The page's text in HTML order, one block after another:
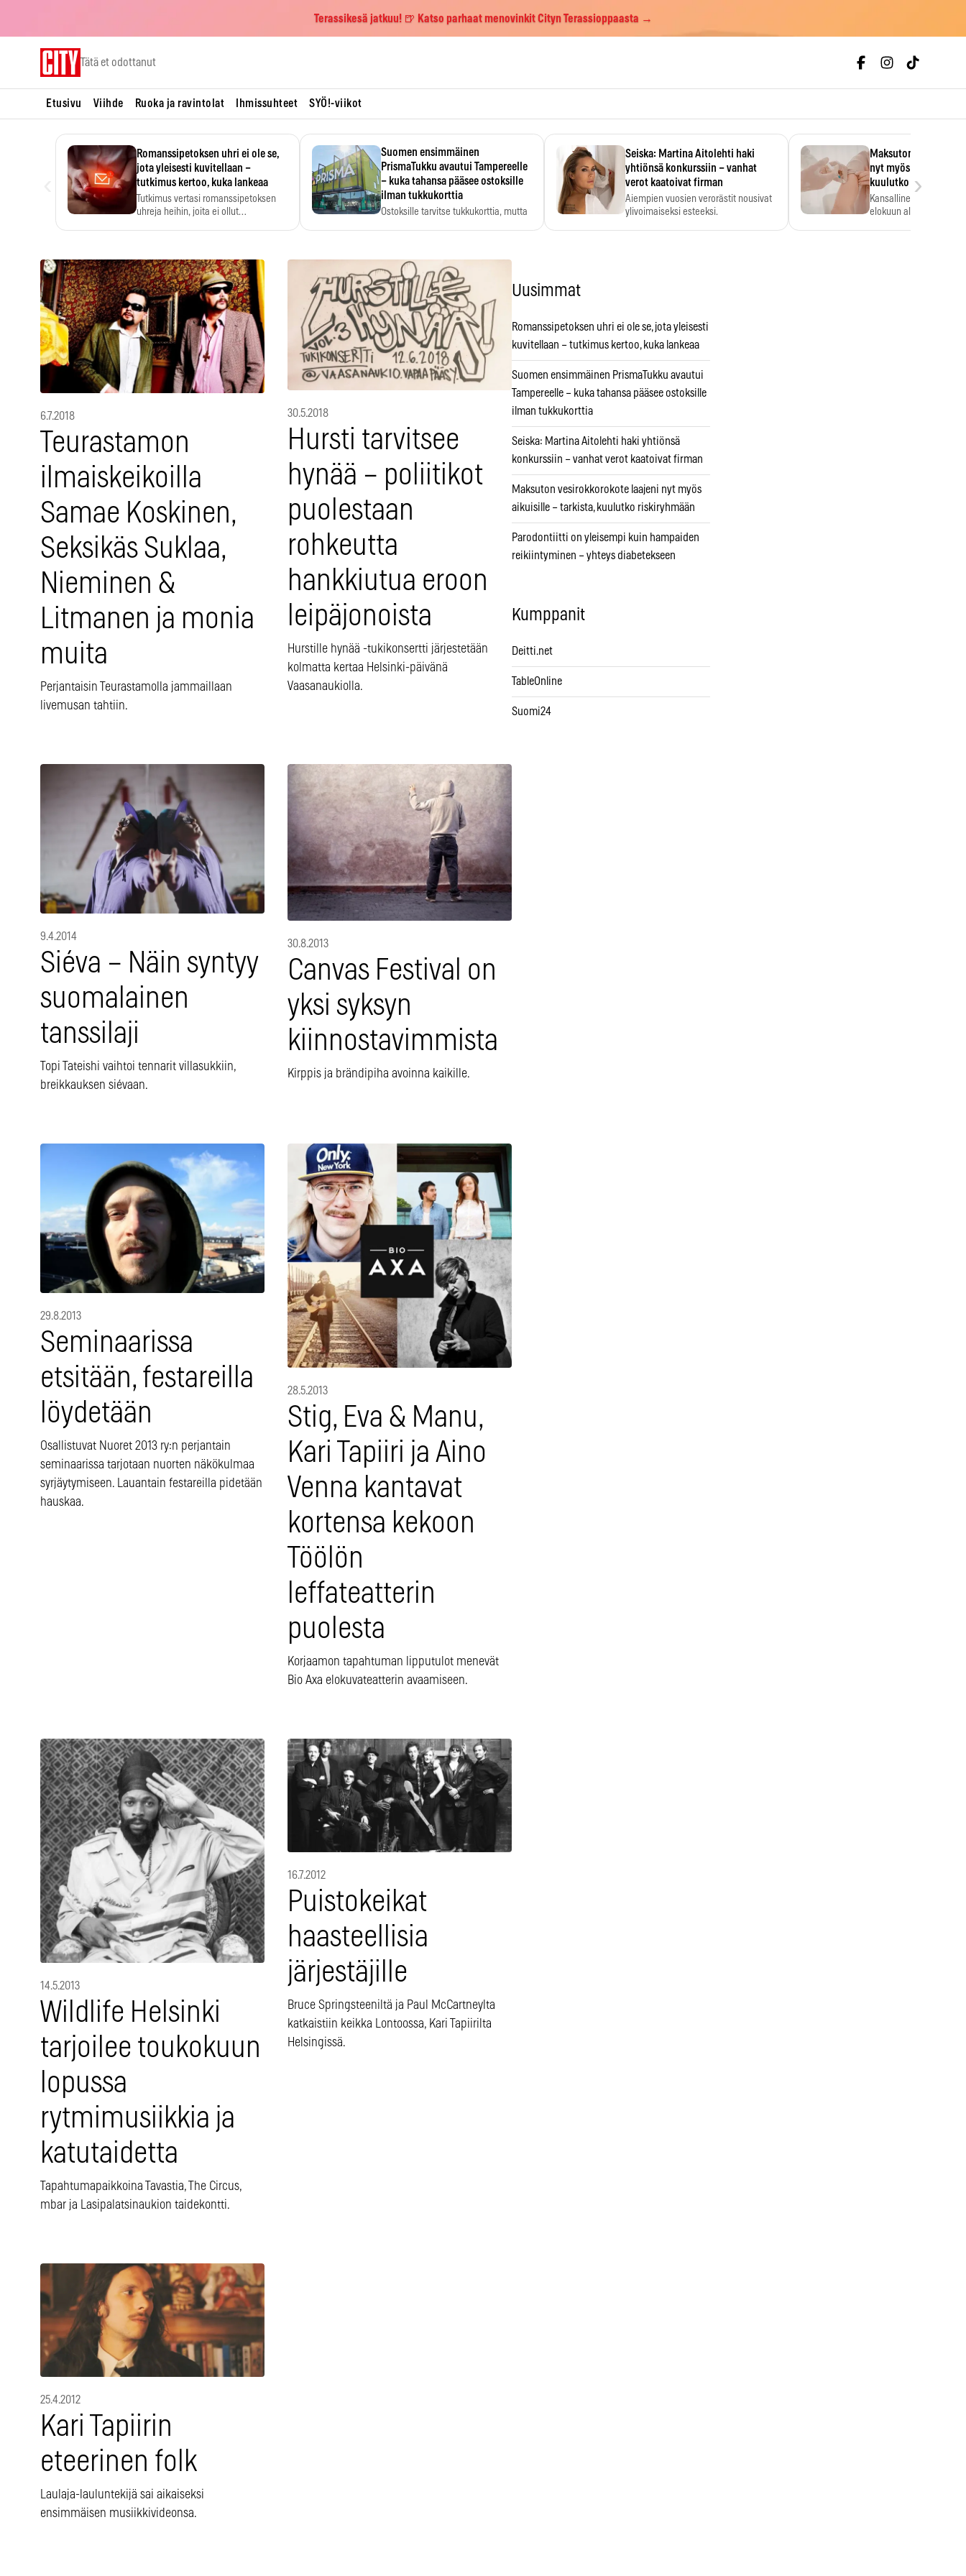
Terassikesä jatkuu! 🍺 Katso parhaat menovinkit Cityn Terassioppaasta →
Tätä et odottanut
Etusivu Viihde Ruoka ja ravintolat Ihmissuhteet SYÖ!-viikot
Romanssipetoksen uhri ei ole se,
jota yleisesti kuvitellaan –
tutkimus kertoo, kuka lankeaa
Tutkimus vertasi romanssipetoksen
uhreja heihin, joita ei ollut…
Suomen ensimmäinen
PrismaTukku avautui Tampereelle
– kuka tahansa pääsee ostoksille
ilman tukkukorttia
Ostoksille tarvitse tukkukorttia, mutta
Seiska: Martina Aitolehti haki
yhtiönsä konkurssiin – vanhat
verot kaatoivat firman
Aiempien vuosien verorästit nousivat
ylivoimaiseksi esteeksi.
Maksuton
nyt myös aikuisille –
kuulutko
Kansallinen
elokuun alussa.
›
6.7.2018
Teurastamon
ilmaiskeikoilla
Samae Koskinen,
Seksikäs Suklaa,
Nieminen &
Litmanen ja monia
muita
Perjantaisin Teurastamolla jammaillaan
livemusan tahtiin.
30.5.2018
Hursti tarvitsee
hynää – poliitikot
puolestaan
rohkeutta
hankkiutua eroon
leipäjonoista
Hurstille hynää -tukikonsertti järjestetään
kolmatta kertaa Helsinki-päivänä
Vaasanaukiolla.
9.4.2014
Siéva – Näin syntyy
suomalainen
tanssilaji
Topi Tateishi vaihtoi tennarit villasukkiin,
breikkauksen siévaan.
30.8.2013
Canvas Festival on
yksi syksyn
kiinnostavimmista
Kirppis ja brändipiha avoinna kaikille.
29.8.2013
Seminaarissa
etsitään, festareilla
löydetään
Osallistuvat Nuoret 2013 ry:n perjantain
seminaarissa tarjotaan nuorten näkökulmaa
syrjäytymiseen. Lauantain festareilla pidetään
hauskaa.
28.5.2013
Stig, Eva & Manu,
Kari Tapiiri ja Aino
Venna kantavat
kortensa kekoon
Töölön
leffateatterin
puolesta
Korjaamon tapahtuman lipputulot menevät
Bio Axa elokuvateatterin avaamiseen.
14.5.2013
Wildlife Helsinki
tarjoilee toukokuun
lopussa
rytmimusiikkia ja
katutaidetta
Tapahtumapaikkoina Tavastia, The Circus,
mbar ja Lasipalatsinaukion taidekontti.
16.7.2012
Puistokeikat
haasteellisia
järjestäjille
Bruce Springsteeniltä ja Paul McCartneylta
katkaistiin keikka Lontoossa, Kari Tapiirilta
Helsingissä.
25.4.2012
Kari Tapiirin
eteerinen folk
Laulaja-lauluntekijä sai aikaiseksi
ensimmäisen musiikkivideonsa.
Uusimmat
Romanssipetoksen uhri ei ole se, jota yleisesti
kuvitellaan – tutkimus kertoo, kuka lankeaa
Suomen ensimmäinen PrismaTukku avautui
Tampereelle – kuka tahansa pääsee ostoksille
ilman tukkukorttia
Seiska: Martina Aitolehti haki yhtiönsä
konkurssiin – vanhat verot kaatoivat firman
Maksuton vesirokkorokote laajeni nyt myös
aikuisille – tarkista, kuulutko riskiryhmään
Parodontiitti on yleisempi kuin hampaiden
reikiintyminen – yhteys diabetekseen
Kumppanit
Deitti.net
TableOnline
Suomi24